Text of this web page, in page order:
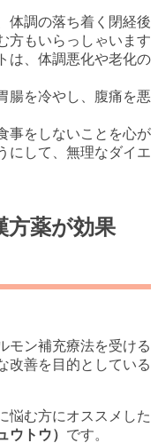
体調の落ち着く閉経後
方もいらっしゃいます
は、体調悪化や老化の
腸を冷やし、腹痛を悪
事をしないことを心が
にして、無理なダイエ
方薬が効果
モン補充療法を受ける
改善を目的としている
悩む方にオススメした
ウトウ） です。